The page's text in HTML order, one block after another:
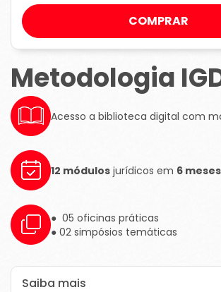
COMPRAR
Metodologia
Acesso a biblioteca digital com
12 módulos jurídicos em 6 meses
● 05 oficinas práticas
● 02 simpósios temáticas
Saiba mais